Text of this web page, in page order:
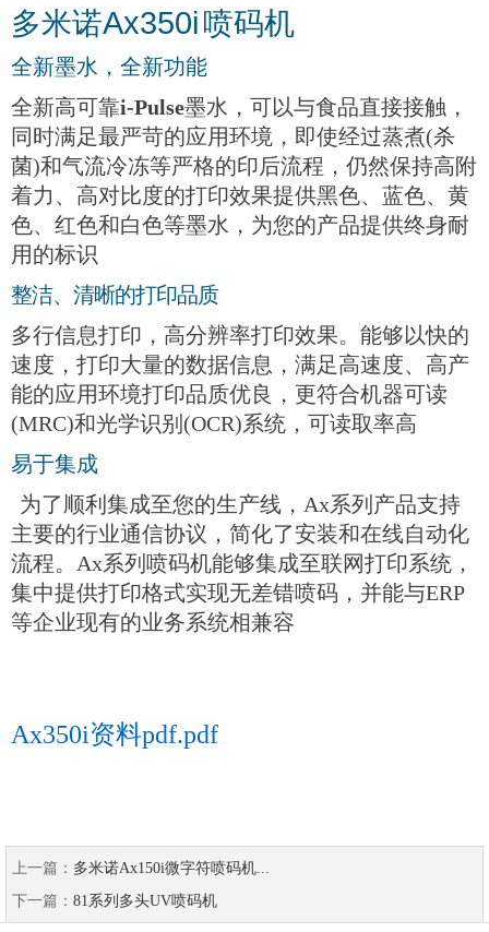
多米诺Ax350i喷码机
全新墨水 ， 全新功能
全新高可靠i-Pulse墨水，可以与食品直接接触，
同时满足最严苛的应用环境，即使经过蒸煮(杀
菌)和气流冷冻等严格的印后流程，仍然保持高附
着力、高对比度的打印效果提供黑色、蓝色、黄
色、红色和白色等墨水，为您的产品提供终身耐
用的标识
整洁、清晰的打印品质
多行信息打印，高分辨率打印效果。能够以快的
速度， 打印大量的数据信息，满足高速度、高产
能的应用环境打印品质优良，更符合机器可读
(MRC)和光学识别 (OCR)系统，可读取率高
易于集成
为了顺利集成至您的生产线， Ax系列产品支持
主要的行业通信协议，简化了安装和在线自动化
流程。 Ax系列喷码机能够集成至联网打印系统，
集中提供打印格式实现无差错喷码，并能与ERP
等企业现有的业务系统相兼容
Ax350i资料pdf.pdf
上一篇： 多米诺Ax150i微字符喷码机...
下一篇： 81系列多头UV喷码机